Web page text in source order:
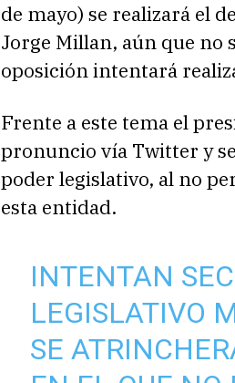
de mayo) se realizará el
Jorge Millan, aún que no
oposición intentará
Frente a este tema el
pronuncio vía Twitter y
poder legislativo, al no
esta entidad.
INTENTAN
LEGISLATIVO
SE